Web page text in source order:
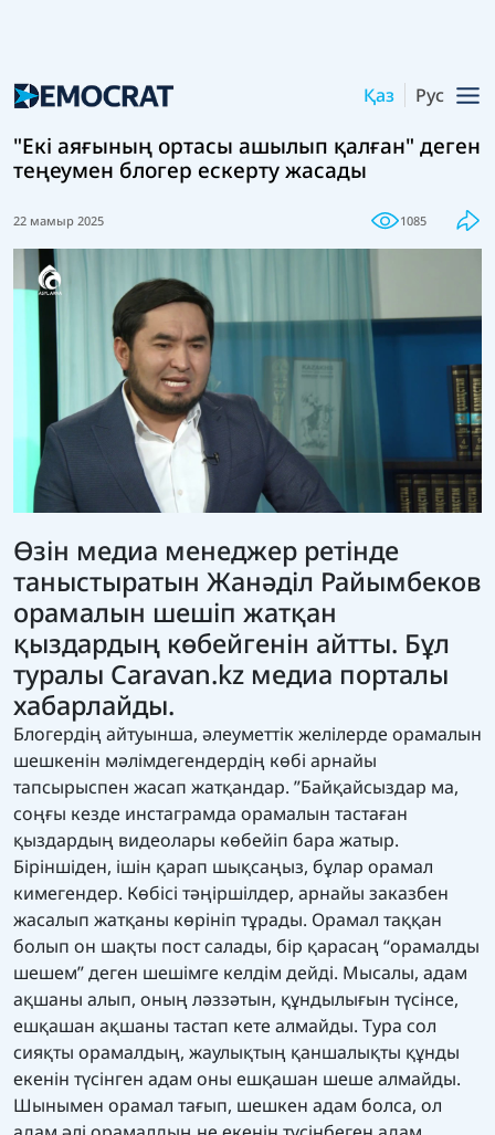
Қаз Рус
"Екі аяғының ортасы ашылып қалған" деген
теңеумен блогер ескерту жасады
22 мамыр 2025 1085
Өзін медиа менеджер ретінде
таныстыратын Жанәділ Райымбеков
орамалын шешіп жатқан
қыздардың көбейгенін айтты. Бұл
туралы Caravan.kz медиа порталы
хабарлайды.
Блогердің айтуынша, әлеуметтік желілерде орамалын
шешкенін мәлімдегендердің көбі арнайы
тапсырыспен жасап жатқандар. ”Байқайсыздар ма,
соңғы кезде инстаграмда орамалын тастаған
қыздардың видеолары көбейіп бара жатыр.
Біріншіден, ішін қарап шықсаңыз, бұлар орамал
кимегендер. Көбісі тәңіршілдер, арнайы заказбен
жасалып жатқаны көрініп тұрады. Орамал таққан
болып он шақты пост салады, бір қарасаң “орамалды
шешем” деген шешімге келдім дейді. Мысалы, адам
ақшаны алып, оның ләззәтын, құндылығын түсінсе,
ешқашан ақшаны тастап кете алмайды. Тура сол
сияқты орамалдың, жаулықтың қаншалықты құнды
екенін түсінген адам оны ешқашан шеше алмайды.
Шынымен орамал тағып, шешкен адам болса, ол